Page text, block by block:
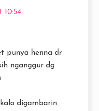
10:54
punya henna dr
nganggur dg
digambarin